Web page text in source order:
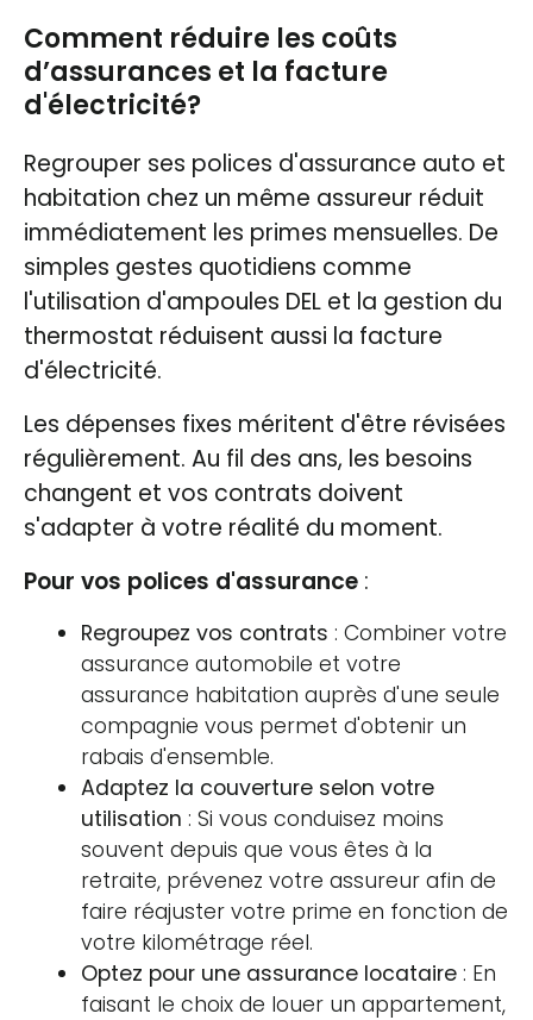
Comment réduire les coûts
d’assurances et la facture
d'électricité?
Regrouper ses polices d'assurance auto et
habitation chez un même assureur réduit
immédiatement les primes mensuelles. De
simples gestes quotidiens comme
l'utilisation d'ampoules DEL et la gestion du
thermostat réduisent aussi la facture
d'électricité.
Les dépenses fixes méritent d'être révisées
régulièrement. Au fil des ans, les besoins
changent et vos contrats doivent
s'adapter à votre réalité du moment.
Pour vos polices d'assurance :
Regroupez vos contrats : Combiner votre
assurance automobile et votre
assurance habitation auprès d'une seule
compagnie vous permet d'obtenir un
rabais d'ensemble.
Adaptez la couverture selon votre
utilisation : Si vous conduisez moins
souvent depuis que vous êtes à la
retraite, prévenez votre assureur afin de
faire réajuster votre prime en fonction de
votre kilométrage réel.
Optez pour une assurance locataire : En
faisant le choix de louer un appartement,